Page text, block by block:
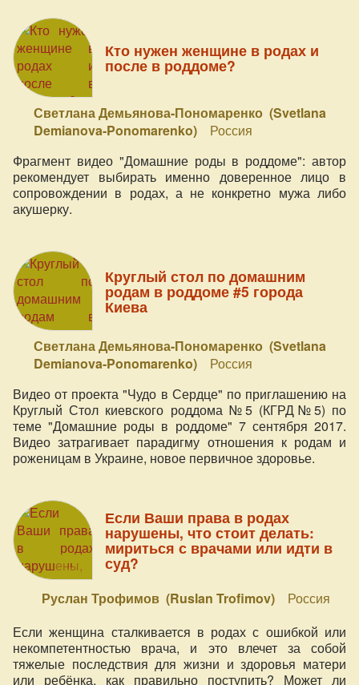
Кто нужен женщине в родах и
после в роддоме?
Светлана Демьянова-Пономаренко (Svetlana
Demianova-Ponomarenko)
Россия
Фрагмент видео "Домашние роды в роддоме": автор
рекомендует выбирать именно доверенное лицо в
сопровождении в родах, а не конкретно мужа либо
акушерку.
Круглый стол по домашним
родам в роддоме #5 города
Киева
Светлана Демьянова-Пономаренко (Svetlana
Demianova-Ponomarenko)
Россия
Видео от проекта "Чудо в Сердце" по приглашению на
Круглый Стол киевского роддома №5 (КГРД№5) по
теме "Домашние роды в роддоме" 7 сентября 2017.
Видео затрагивает парадигму отношения к родам и
роженицам в Украине, новое первичное здоровье.
Если Ваши права в родах
нарушены, что стоит делать:
мириться с врачами или идти в
суд?
Руслан Трофимов (Ruslan Trofimov)
Россия
Если женщина сталкивается в родах с ошибкой или
некомпетентностью врача, и это влечет за собой
тяжелые последствия для жизни и здоровья матери
или ребёнка, как правильно поступить? Может ли